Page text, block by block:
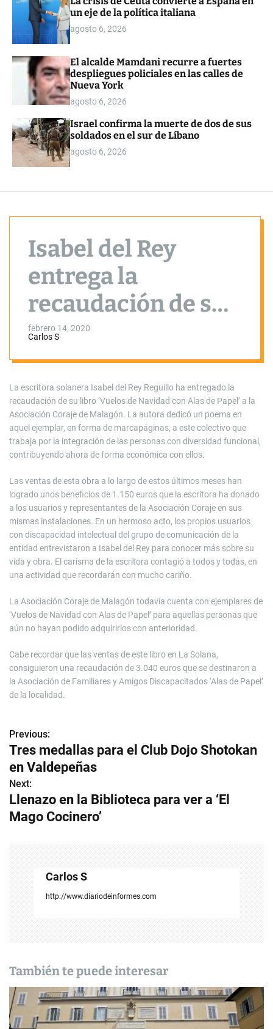
o
r
un eje de la política italiana
agosto 6, 2026
El alcalde Mamdani recurre a fuertes
despliegues policiales en las calles de
Nueva York
agosto 6, 2026
Israel confirma la muerte de dos de sus
soldados en el sur de Líbano
agosto 6, 2026
Isabel del Rey
entrega la
recaudación de su
libro a la
Asociación Coraje
de Malagón
febrero 14, 2020
Carlos S
La escritora solanera Isabel del Rey Reguillo ha entregado la
recaudación de su libro ‘Vuelos de Navidad con Alas de Papel’ a la
Asociación Coraje de Malagón. La autora dedicó un poema en
aquel ejemplar, en forma de marcapáginas, a este colectivo que
trabaja por la integración de las personas con diversidad funcional,
contribuyendo ahora de forma económica con ellos.
Las ventas de esta obra a lo largo de estos últimos meses han
logrado unos beneficios de 1.150 euros que la escritora ha donado
a los usuarios y representantes de la Asociación Coraje en sus
mismas instalaciones. En un hermoso acto, los propios usuarios
con discapacidad intelectual del grupo de comunicación de la
entidad entrevistaron a Isabel del Rey para conocer más sobre su
vida y obra. El carisma de la escritora contagió a todos y todas, en
una actividad que recordarán con mucho cariño.
La Asociación Coraje de Malagón todavía cuenta con ejemplares de
‘Vuelos de Navidad con Alas de Papel’ para aquellas personas que
aún no hayan podido adquirirlos con anterioridad.
Cabe recordar que las ventas de este libro en La Solana,
consiguieron una recaudación de 3.040 euros que se destinaron a
la Asociación de Familiares y Amigos Discapacitados ‘Alas de Papel’
de la localidad.
N
a
v
e
d
e
e
Previous:
Tres medallas para el Club Dojo Shotokan
en Valdepeñas
Next:
Llenazo en la Biblioteca para ver a ‘El
Mago Cocinero’
Carlos S
http://www.diariodeinformes.com
También te puede interesar